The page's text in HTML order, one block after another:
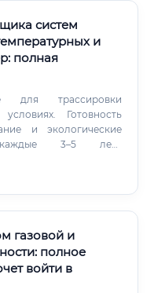
систем
и
полная
для трассировки
Готовность
и экологические
3–5 лет).
газовой и
полное
войти в